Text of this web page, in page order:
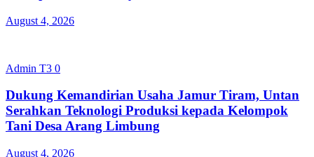
August 4, 2026
Admin T3 0
Dukung Kemandirian Usaha Jamur Tiram, Untan
Serahkan Teknologi Produksi kepada Kelompok
Tani Desa Arang Limbung
August 4, 2026